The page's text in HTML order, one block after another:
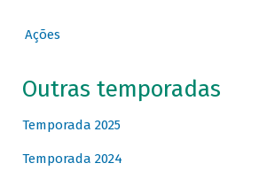
Ações
Outras temporadas
Temporada 2025
Temporada 2024